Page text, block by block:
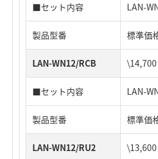
■セット内容 LAN-
製品型番 標準価
LAN-WN12/RCB \14,700
■セット内容 LAN-
製品型番 標準価
LAN-WN12/RU2 \13,600